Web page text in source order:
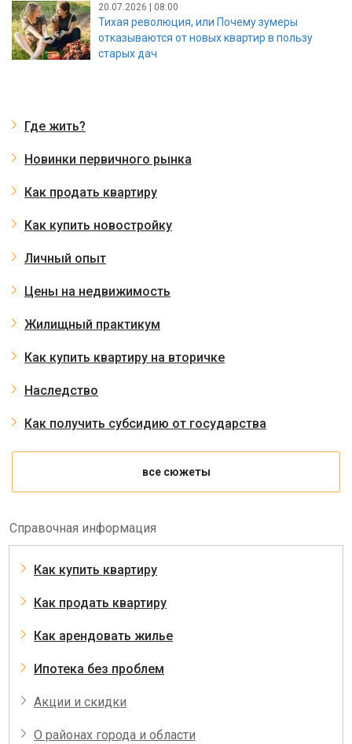
20.07.2026 | 08:00
Тихая революция, или Почему зумеры
отказываются от новых квартир в пользу
старых дач
Где жить?
Новинки первичного рынка
Как продать квартиру
Как купить новостройку
Личный опыт
Цены на недвижимость
Жилищный практикум
Как купить квартиру на вторичке
Наследство
Как получить субсидию от государства
все сюжеты
Справочная информация
Как купить квартиру
Как продать квартиру
Как арендовать жилье
Ипотека без проблем
Акции и скидки
О районах города и области